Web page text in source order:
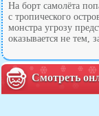
На борт самолёта
с тропического
монстра угрозу
оказывается не тем,
Смотреть